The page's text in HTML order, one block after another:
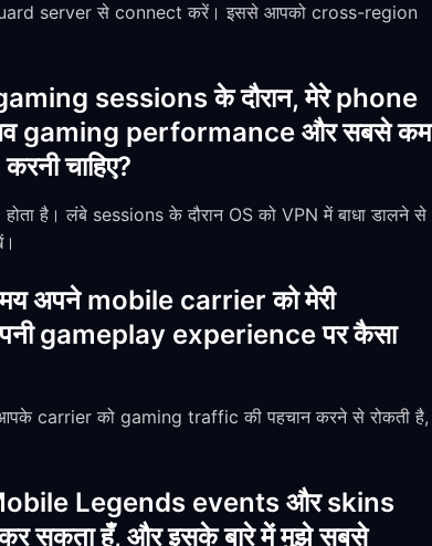
server से connect करें। इससे आपको cross-region
sessions के दौरान, मेरे phone
gaming performance और सबसे कम
चाहिए?
है। लंबे sessions के दौरान OS को VPN में बाधा डालने से
अपने mobile carrier को मेरी
gameplay experience पर कैसा
carrier को gaming traffic की पहचान करने से रोकती है,
Legends events और skins
सकता हूँ, और इसके बारे में मुझे सबसे